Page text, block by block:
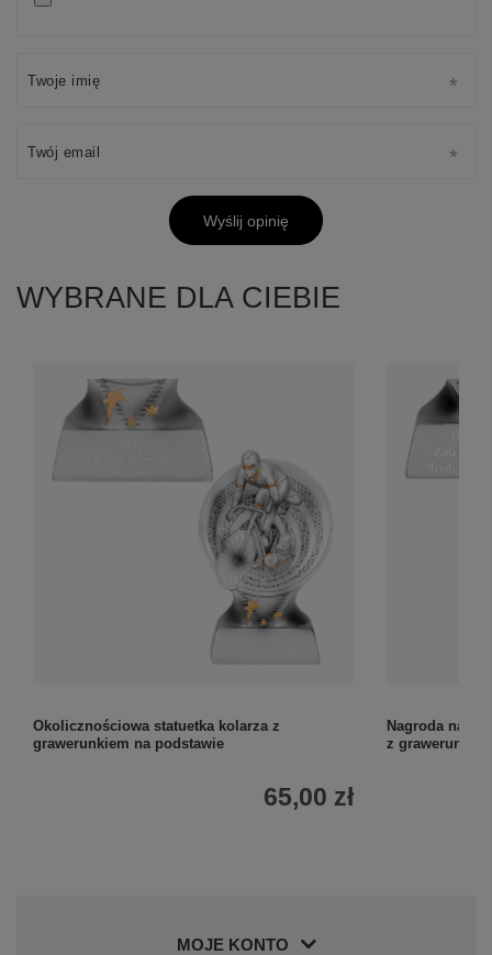
Twoje imię
Twój email
Wyślij opinię
WYBRANE DLA CIEBIE
Okolicznościowa statuetka kolarza z
grawerunkiem na podstawie
65,00 zł
Nagroda na
z
MOJE KONTO